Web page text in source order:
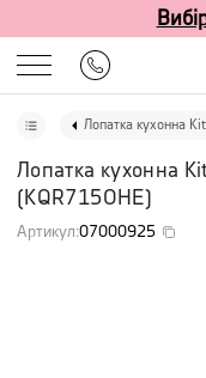
Лопатка кухонна
Лопатка кухонна
( KQR715OHE)
Артикул:07000925